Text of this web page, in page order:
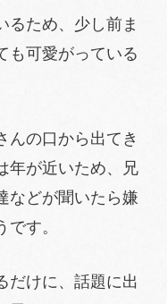
るため、少し前ま
も可愛がっている
んの口から出てき
年が近いため、兄
などが聞いたら嫌
す。
だけに、話題に出